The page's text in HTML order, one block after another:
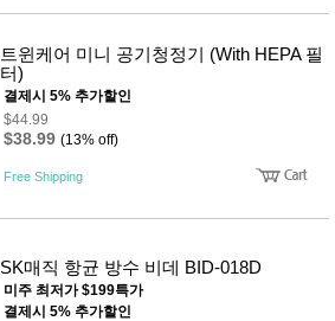
트윈케어 미니 공기청정기 (With HEPA 필
터)
결제시 5% 추가할인
$44.99
$38.99 (13% off)
Free Shipping
SK매직 항균 방수 비데 BID-018D
미주 최저가 $199특가
결제시 5% 추가할인